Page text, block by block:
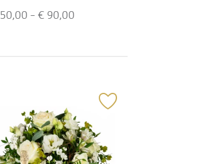
50,00 - € 90,00